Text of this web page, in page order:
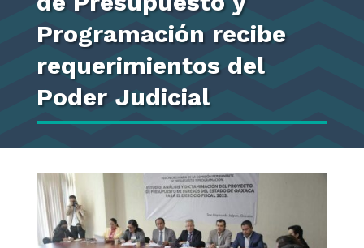
Programación recibe
requerimientos del
Poder Judicial